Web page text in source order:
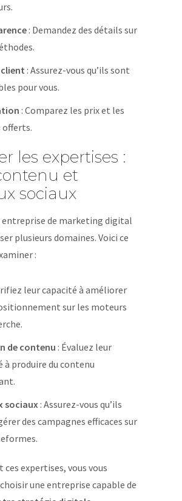
: Demandez des détails sur
: Assurez-vous qu’ils sont
pour vous.
: Comparez les prix et les
offerts.
les expertises :
et
sociaux
entreprise de marketing digital
plusieurs domaines. Voici ce
:
leur capacité à améliorer
sur les moteurs
de contenu : Évaluez leur
à produire du contenu
sociaux: Assurez-vous qu’ils
des campagnes efficaces sur
ces expertises, vous vous
une entreprise capable de